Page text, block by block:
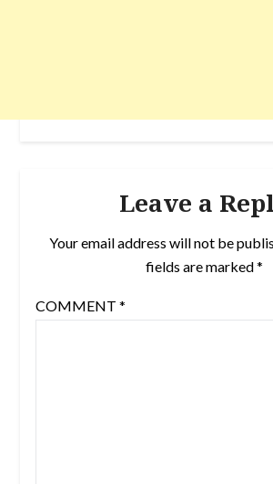
Leave a
Your email address will not be
fields are marked*
COMMENT *